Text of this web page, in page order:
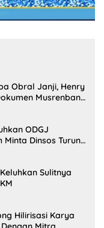
Obral Janji, Henry
Musrenbang
ODGJ
Dinsos Turun
Sulitnya
Hilirisasi Karya